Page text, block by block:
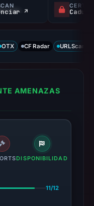
↗
OTX CF Radar URLScan
AMENAZAS
DISPONIBILIDAD
11/12